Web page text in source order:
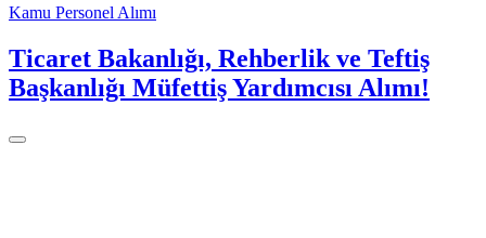
Kamu Personel Alımı
Ticaret Bakanlığı, Rehberlik ve Teftiş
Başkanlığı Müfettiş Yardımcısı Alımı!